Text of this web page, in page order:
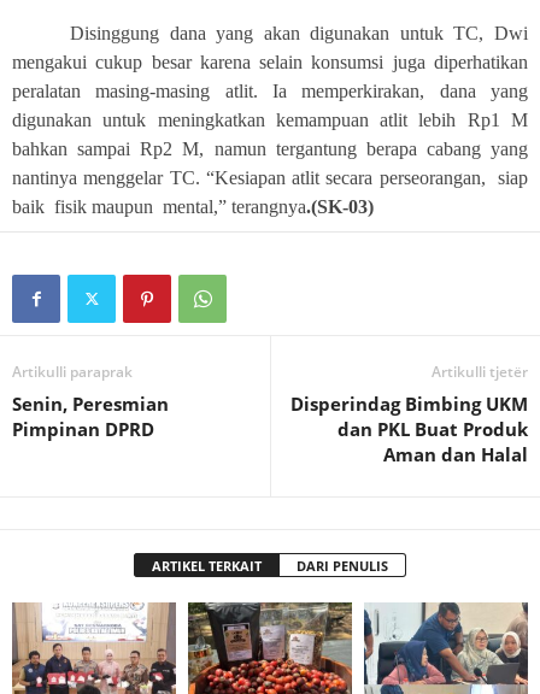
Disinggung dana yang akan digunakan untuk TC, Dwi
mengakui cukup besar karena selain konsumsi juga diperhatikan
peralatan masing-masing atlit. Ia memperkirakan, dana yang
digunakan untuk meningkatkan kemampuan atlit lebih Rp1 M
bahkan sampai Rp2 M, namun tergantung berapa cabang yang
nantinya menggelar TC. “Kesiapan atlit secara perseorangan, siap
baik fisik maupun mental,” terangnya.(SK-03)
Artikulli paraprak
Senin, Peresmian
Pimpinan DPRD
Artikulli tjetër
Disperindag Bimbing UKM
dan PKL Buat Produk
Aman dan Halal
ARTIKEL TERKAIT DARI PENULIS